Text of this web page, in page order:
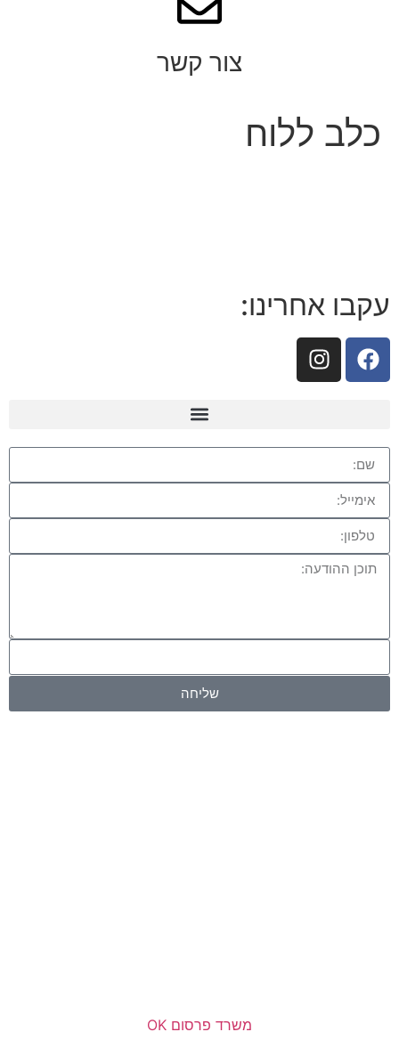
צור קשר
כלב ללוח
עקבו אחרינו:
שליחה
משרד פרסום OK